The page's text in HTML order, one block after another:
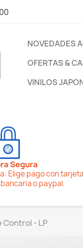
NOVEDADES
OFERTAS &
VINILOS
Segura
Elige pago con
o paypal.
Control - LP